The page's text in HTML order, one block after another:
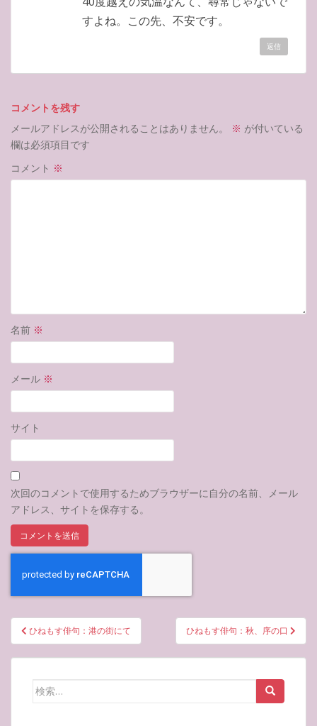
すよね。この先、不安です。
返信
コメントを残す
メールアドレスが公開されることはありません。
※ が付いている
欄は必須項目です
コメント ※
名前 ※
メール ※
サイト
次回のコメントで使用するためブラウザーに自分の名前、メール
アドレス、サイトを保存する。
投
稿
ナ
ひねもす俳句：港の街にて ひねもす俳句：秋、序の口
検